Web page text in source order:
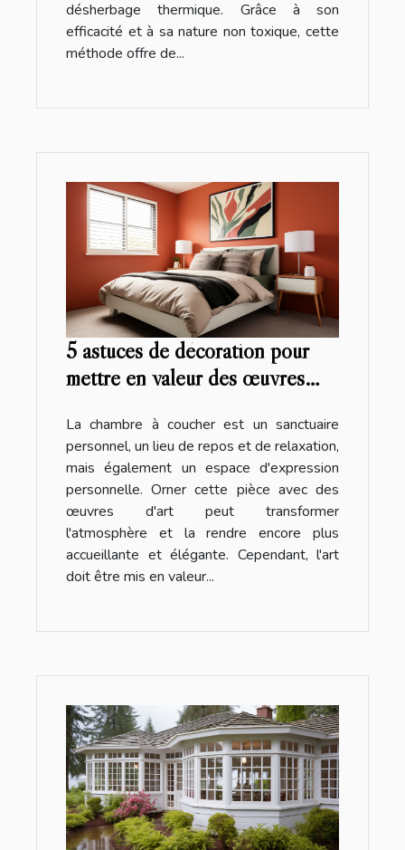
désherbage thermique. Grâce à son
efficacité et à sa nature non toxique, cette
méthode offre de...
5 astuces de décoration pour
mettre en valeur des œuvres
La chambre à coucher est un sanctuaire
personnel, un lieu de repos et de relaxation,
mais également un espace d'expression
personnelle. Orner cette pièce avec des
œuvres d'art peut transformer
l'atmosphère et la rendre encore plus
accueillante et élégante. Cependant, l'art
doit être mis en valeur...